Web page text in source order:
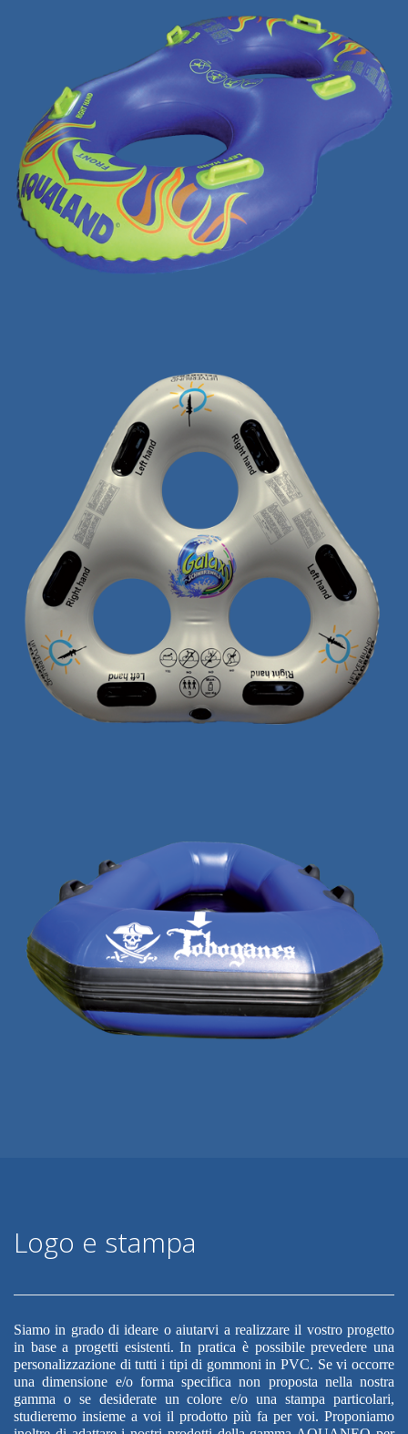
Logo e stampa
Siamo in grado di ideare o aiutarvi a realizzare il vostro progetto
in base a progetti esistenti. In pratica è possibile prevedere una
personalizzazione di tutti i tipi di gommoni in PVC. Se vi occorre
una dimensione e/o forma specifica non proposta nella nostra
gamma o se desiderate un colore e/o una stampa particolari,
studieremo insieme a voi il prodotto più fa per voi. Proponiamo